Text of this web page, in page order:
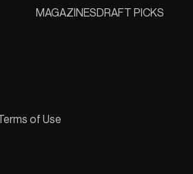
MAGAZINESDRAFT PICKS
of Use